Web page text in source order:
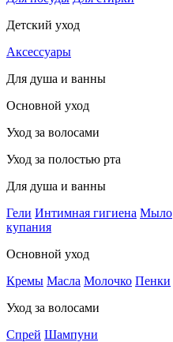
Детский уход
Аксессуары
Для душа и ванны
Основной уход
Уход за волосами
Уход за полостью рта
Для душа и ванны
Гели Интимная гигиена Мыло
купания
Основной уход
Кремы Масла Молочко Пенки
Уход за волосами
Спрей Шампуни